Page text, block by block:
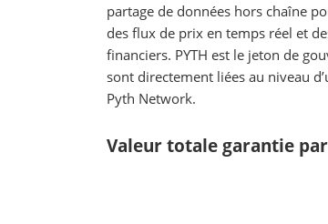
partage de données hors chaîne
des flux de prix en temps réel et
financiers. PYTH est le jeton de
sont directement liées au niveau
Pyth Network.
Valeur totale garantie